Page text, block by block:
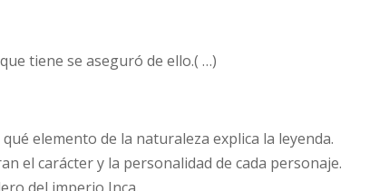
tiene se aseguró de ello.( …)
elemento de la naturaleza explica la leyenda.
el carácter y la personalidad de cada personaje.